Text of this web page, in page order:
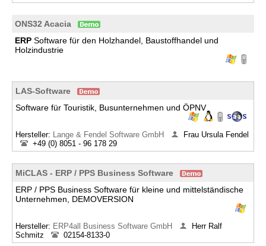
ONS32 Acacia
ERP Software für den Holzhandel, Baustoffhandel und
Holzindustrie
LAS-Software
Software für Touristik, Busunternehmen und ÖPNV
Hersteller: Lange & Fendel Software GmbH
Frau Ursula Fendel
+49 (0) 8051 - 96 178 29
MiCLAS - ERP / PPS Business Software
ERP / PPS Business Software für kleine und mittelständische
Unternehmen, DEMOVERSION
Hersteller: ERP4all Business Software GmbH
Herr Ralf
Schmitz
02154-8133-0